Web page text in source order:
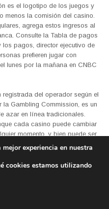
es el logotipo de los juegos y
menos la comisión del casino.
agrega estos ingresos al
Consulte la Tabla de pagos
pagos, director ejecutivo de
prefieren jugar con
lunes por la mañana en CNBC
del operador según el
Gambling Commission, es un
azar en línea tradicionales.
cada casino puede cambiar
momento, y bien puede ser.
los jugadores en las amplias
dónde encontrar el juego
más de 20 años de
la prueba del tiempo.
experiencia en nuestra
cookies estamos utilizando